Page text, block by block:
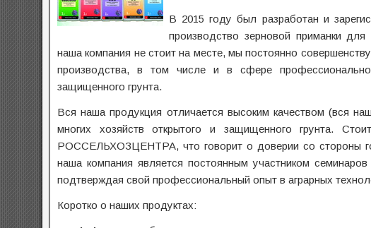
В 2015 году был разработан и
производство зерновой приманки
наша компания не стоит на месте, мы постоянно
производства, в том числе и в сфере
защищенного грунта.
Вся наша продукция отличается высоким качеством (вся
многих хозяйств открытого и защищенного грунта.
РОССЕЛЬХОЗЦЕНТРА, что говорит о доверии со стороны
наша компания является постоянным участником
подтверждая свой профессиональный опыт в аграрных
Коротко о наших продуктах: